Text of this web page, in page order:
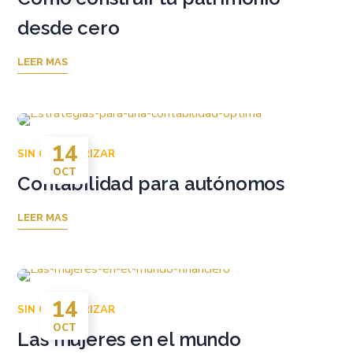
desde cero
LEER MAS
14
OCT
SIN CATEGORIZAR
Contabilidad para autónomos
LEER MAS
14
OCT
SIN CATEGORIZAR
Las mujeres en el mundo